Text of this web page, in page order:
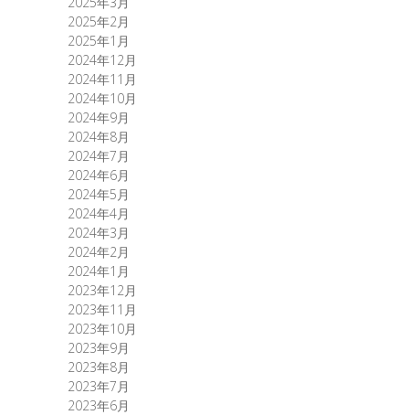
2025年2月
2025年1月
2024年12月
2024年11月
2024年10月
2024年9月
2024年8月
2024年7月
2024年6月
2024年5月
2024年4月
2024年3月
2024年2月
2024年1月
2023年12月
2023年11月
2023年10月
2023年9月
2023年8月
2023年7月
2023年6月